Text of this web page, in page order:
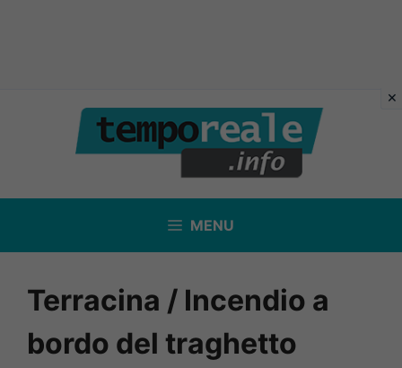
contenuto
MENU
Terracina / Incendio a
bordo del traghetto